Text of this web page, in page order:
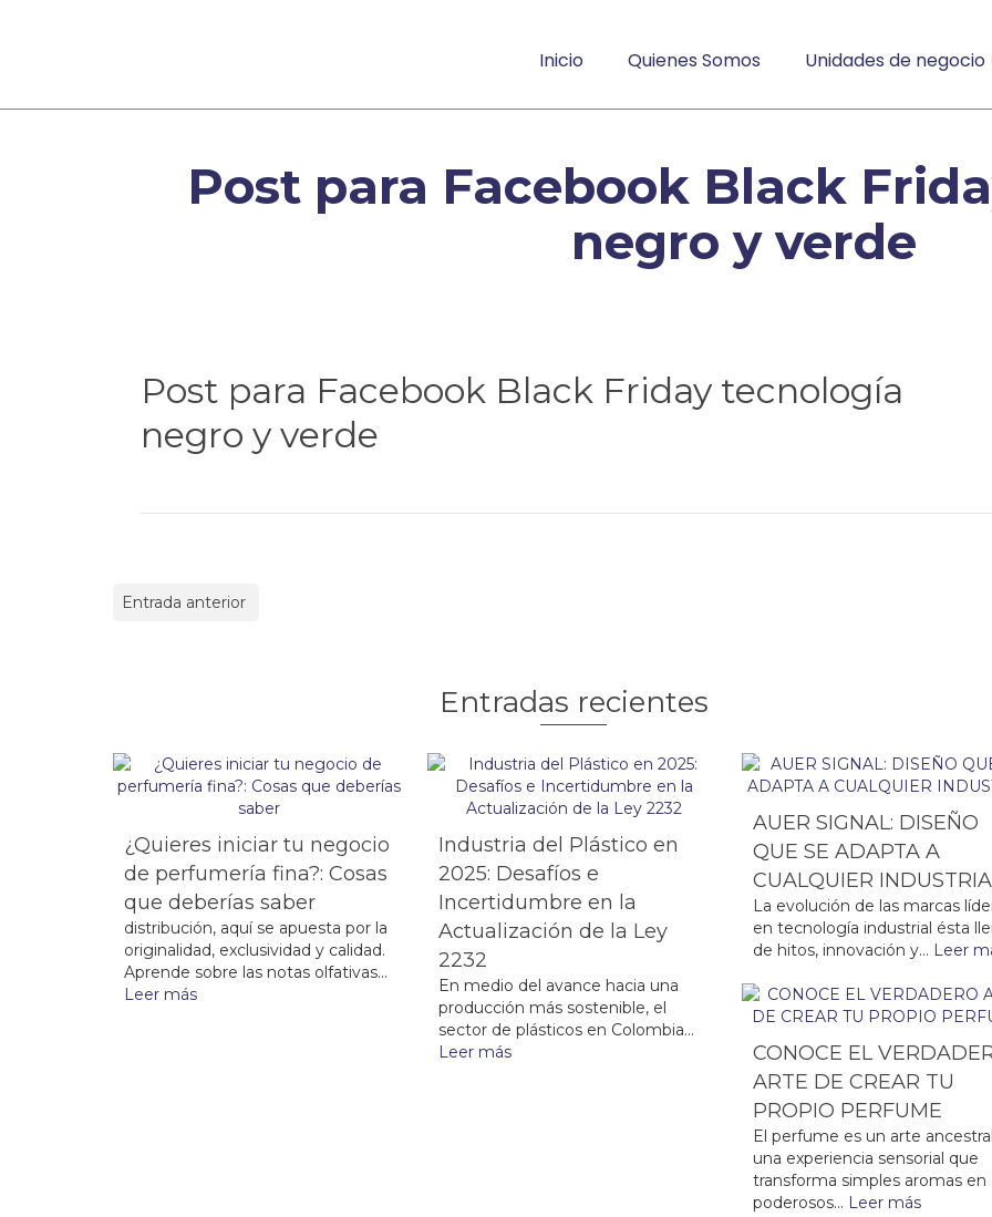
Inicio Quienes Somos Unidades de negocio
Post para Facebook Black
negro y verde
Post para Facebook Black Friday tecnología
negro y verde
Entrada anterior
Entradas recientes
¿Quieres iniciar tu negocio
de perfumería fina?: Cosas
que deberías saber
distribución, aquí se apuesta por la
originalidad, exclusividad y calidad.
Aprende sobre las notas olfativas...
Leer más
Industria del Plástico en
2025: Desafíos e
Incertidumbre en la
Actualización de la Ley
2232
En medio del avance hacia una
producción más sostenible, el
sector de plásticos en Colombia...
Leer más
AUER SIGNAL: DISEÑO
QUE SE ADAPTA A
CUALQUIER INDUSTRIA
La evolución de las marcas
en tecnología industrial ésta
de hitos, innovación y... Leer
CONOCE EL
ARTE DE CREAR TU
PROPIO PERFUME
El perfume es un arte
una experiencia sensorial que
transforma simples aromas en
poderosos... Leer más